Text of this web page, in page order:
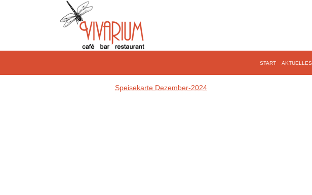
START AKTUELLES
Speisekarte Dezember-2024